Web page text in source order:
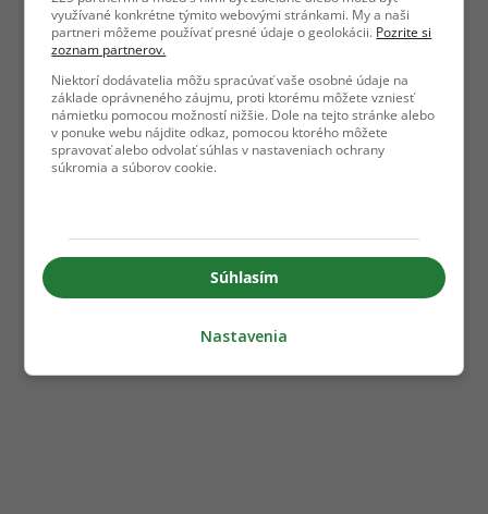
využívané konkrétne týmito webovými stránkami. My a naši
partneri môžeme používať presné údaje o geolokácii. Pozrite si
zoznam partnerov.
Niektorí dodávatelia môžu spracúvať vaše osobné údaje na
základe oprávneného záujmu, proti ktorému môžete vzniesť
námietku pomocou možností nižšie. Dole na tejto stránke alebo
v ponuke webu nájdite odkaz, pomocou ktorého môžete
spravovať alebo odvolať súhlas v nastaveniach ochrany
súkromia a súborov cookie.
Súhlasím
Nastavenia